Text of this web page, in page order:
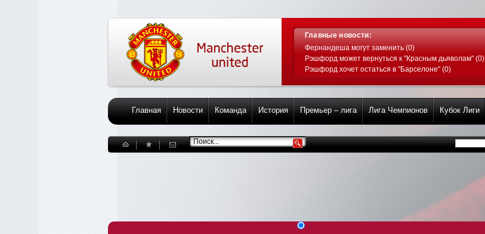
Главные новости:
Фернандеша могут заменить (0)
Рэшфорд может вернуться к "Красным дьяволам" (0)
Рэшфорд хочет остаться в "Барселоне" (0)
Главная Новости Команда История Премьер – лига Лига Чемпионов Кубок Лиги